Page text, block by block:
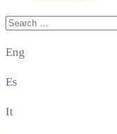
Eng
Es
It